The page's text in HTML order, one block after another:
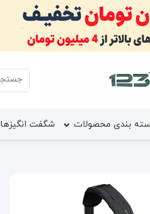
بندی محصولات شگفت انگیزها